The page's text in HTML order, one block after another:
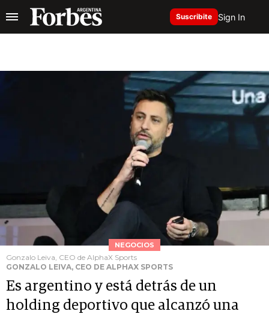
Suscribite Sign In
NEGOCIOS
Gonzalo Leiva, CEO de AlphaX Sports
GONZALO LEIVA, CEO DE ALPHAX SPORTS
Es argentino y está detrás de un
holding deportivo que alcanzó una